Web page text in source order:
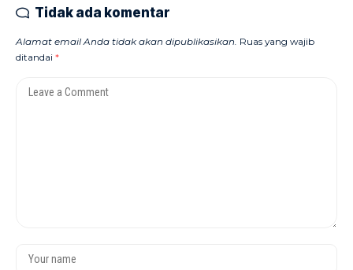
Tidak ada komentar
Alamat email Anda tidak akan dipublikasikan. Ruas yang wajib
ditandai *